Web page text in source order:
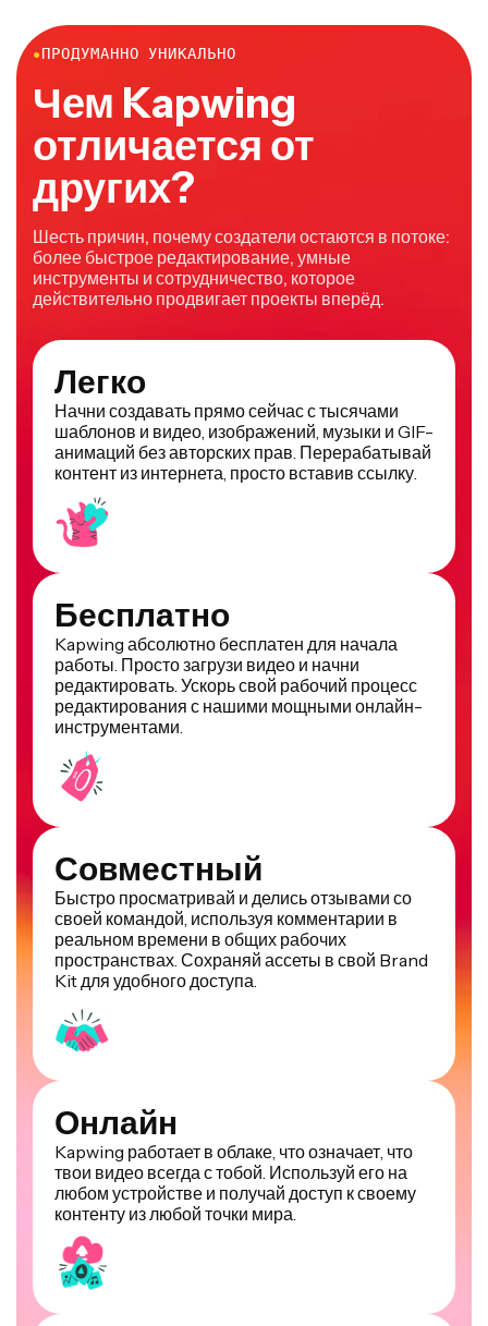
●ПРОДУМАННО УНИКАЛЬНО
Чем Kapwing
отличается от
других?
Шесть причин, почему создатели остаются в потоке:
более быстрое редактирование, умные
инструменты и сотрудничество, которое
действительно продвигает проекты вперёд.
Легко
Начни создавать прямо сейчас с тысячами
шаблонов и видео, изображений, музыки и GIF-
анимаций без авторских прав. Перерабатывай
контент из интернета, просто вставив ссылку.
Бесплатно
Kapwing абсолютно бесплатен для начала
работы. Просто загрузи видео и начни
редактировать. Ускорь свой рабочий процесс
редактирования с нашими мощными онлайн-
инструментами.
Совместный
Быстро просматривай и делись отзывами со
своей командой, используя комментарии в
реальном времени в общих рабочих
пространствах. Сохраняй ассеты в свой Brand
Kit для удобного доступа.
Онлайн
Kapwing работает в облаке, что означает, что
твои видео всегда с тобой. Используй его на
любом устройстве и получай доступ к своему
контенту из любой точки мира.